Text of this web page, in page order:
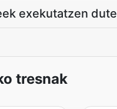
exekutatzen
tresnak